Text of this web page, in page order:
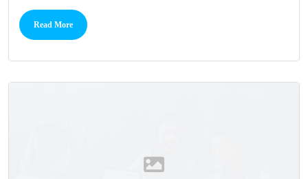
Read More